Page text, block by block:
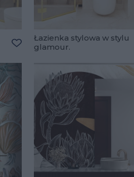
Dodaj do ulubionych
Łazienka stylowa w stylu
glamour.